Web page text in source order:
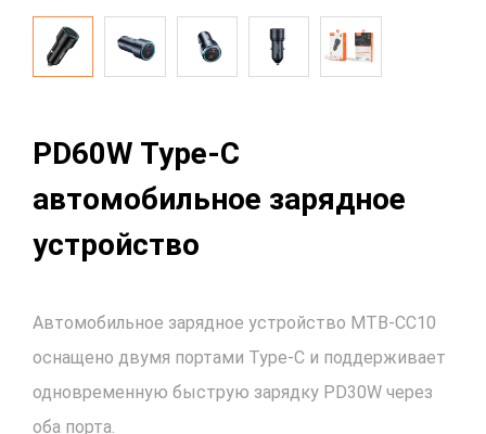
PD60W Type-C
автомобильное зарядное
устройство
Автомобильное зарядное устройство MTB-CC10
оснащено двумя портами Type-C и поддерживает
одновременную быструю зарядку PD30W через
оба порта.